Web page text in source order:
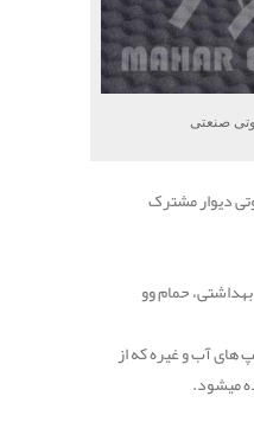
صنعتی
دیوار مشترک
حمام وو
های آب و غیره که از
میشود.